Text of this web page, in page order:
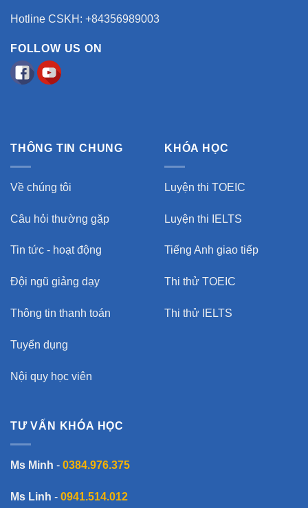
Hotline CSKH: +84356989003
FOLLOW US ON
THÔNG TIN CHUNG
Về chúng tôi
Câu hỏi thường gặp
Tin tức - hoạt động
Đội ngũ giảng dạy
Thông tin thanh toán
Tuyển dụng
Nội quy học viên
KHÓA HỌC
Luyện thi TOEIC
Luyện thi IELTS
Tiếng Anh giao tiếp
Thi thử TOEIC
Thi thử IELTS
TƯ VẤN KHÓA HỌC
Ms Minh - 0384.976.375
Ms Linh - 0941.514.012